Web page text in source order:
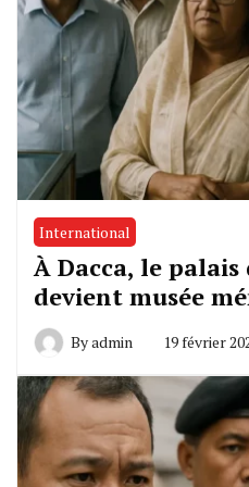
International
À Dacca, le
devient musée
Byadmin 19 février